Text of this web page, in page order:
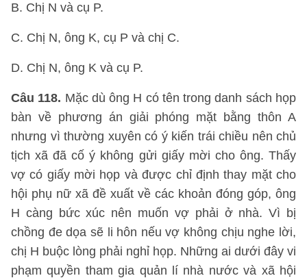
B. Chị N và cụ P.
C. Chị N, ông K, cụ P và chị C.
D. Chị N, ông K và cụ P.
Câu 118. Mặc dù ông H có tên trong danh sách họp
bàn về phương án giải phóng mặt bằng thôn A
nhưng vì thường xuyên có ý kiến trái chiều nên chủ
tịch xã đã cố ý không gửi giấy mời cho ông. Thấy
vợ có giấy mời họp và được chỉ định thay mặt cho
hội phụ nữ xã đề xuất về các khoản đóng góp, ông
H càng bức xúc nên muốn vợ phải ở nhà. Vì bị
chồng đe dọa sẽ li hôn nếu vợ không chịu nghe lời,
chị H buộc lòng phải nghỉ họp. Những ai dưới đây vi
phạm quyền tham gia quản lí nhà nước và xã hội